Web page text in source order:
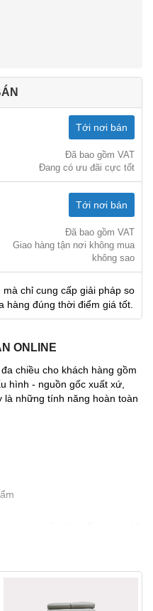
Tới nơi bán
Đã bao gồm VAT
Đang có ưu đãi cực tốt
Tới nơi bán
Đã bao gồm VAT
Giao hàng tận nơi không mua
không sao
chỉ cung cấp giải pháp so
hàng đúng thời điểm giá tốt.
ONLINE
chiều cho khách hàng gồm
hình - nguồn gốc xuất xứ,
những tính năng hoàn toàn
giá biến động Realtime 10